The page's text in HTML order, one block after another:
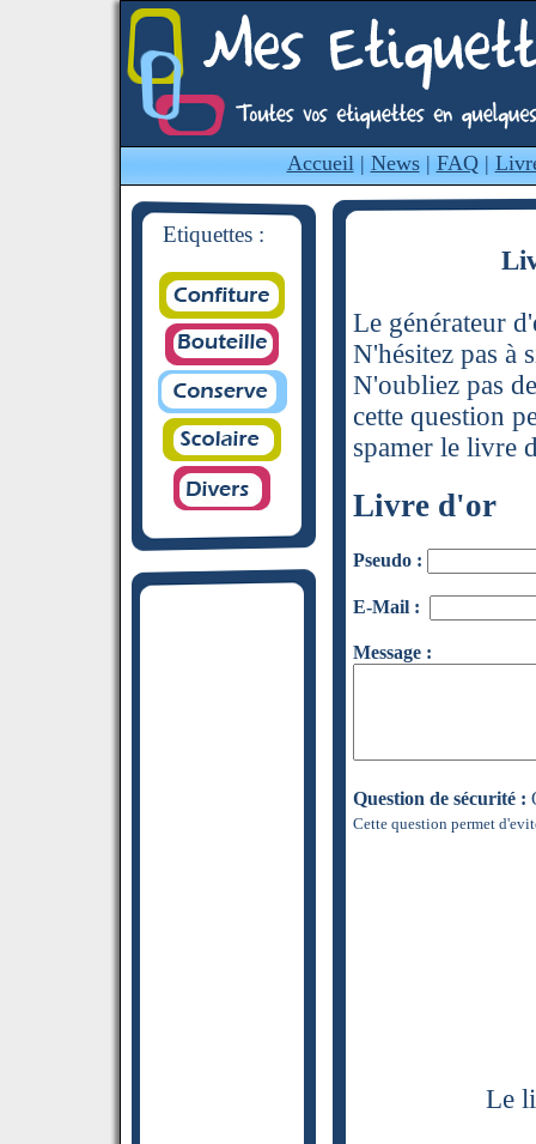
Accueil| News| FAQ|
Etiquettes :
Le générateur
N'hésitez pas à
N'oubliez pas
cette question
spamer le livre
Livre d'or
Pseudo :
E-Mail :
Message :
Question de sécurité :
Cette question permet
Le